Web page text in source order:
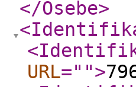
</Osebe>
URL=" ">